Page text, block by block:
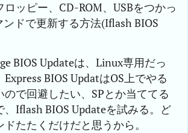
ッピー、CD-ROM、USBをつかっ
ンドで更新する方法(Iflash BIOS
BIOS Updateは、Linux専用だっ
BIOS UpdatはOS上でやる
で回避したい、SPとか当ててる
、Iflash BIOS Updateを試みる。ど
たたくだけだと思うから。